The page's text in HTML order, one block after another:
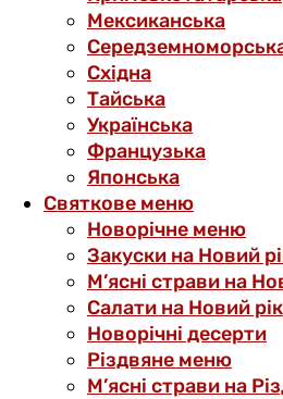
Мексиканська
Східна
Тайська
Українська
Французька
Японська
Святкове меню
Новорічне меню
Закуски на Новий
М’ясні страви на
Салати на Новий рік
Новорічні десерти
Різдвяне меню
М’ясні страви на